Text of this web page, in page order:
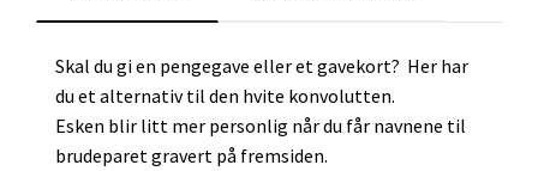
Skal du gi en pengegave eller et gavekort? Her har
du et alternativ til den hvite konvolutten.
Esken blir litt mer personlig når du får navnene til
brudeparet gravert på fremsiden.